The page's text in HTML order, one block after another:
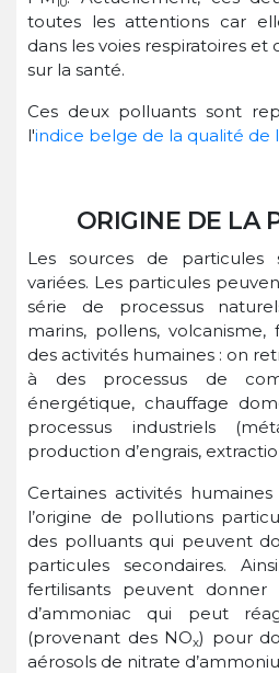
toutes les attentions car
dans les voies respiratoires
sur la santé.
Ces deux polluants sont
l'indice belge de la qualité de
ORIGINE DE LA
Les sources de particules
variées. Les particules
série de processus
marins, pollens,
des activités humaines : on
à des processus de
énergétique, chauffage
processus industriels
production d’engrais,
Certaines activités
l’origine de pollutions
des polluants qui peuvent
particules secondaires.
fertilisants peuvent donner
d’ammoniac qui peut
(provenant des NOx) pour
aérosols de nitrate